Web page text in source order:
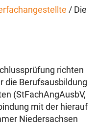
/ Die
richten
die Berufsausbildung
(StFachAngAusbV,
mit der hierauf
Niedersachsen